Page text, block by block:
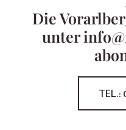
Die
unter
TEL.: